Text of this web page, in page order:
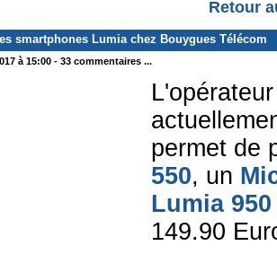
Retour
smartphones Lumia chez Bouygues Télécom
à 15:00 - 33 commentaires ...
permet de
550, un
Lumia 950
149.90